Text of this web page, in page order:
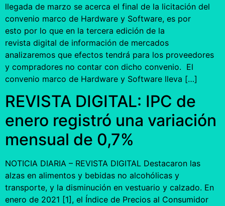
llegada de marzo se acerca el final de la licitación del
convenio marco de Hardware y Software, es por
esto por lo que en la tercera edición de la
revista digital de información de mercados
analizaremos que efectos tendrá para los proveedores
y compradores no contar con dicho convenio. El
convenio marco de Hardware y Software lleva […]
REVISTA DIGITAL: IPC de
enero registró una variación
mensual de 0,7%
NOTICIA DIARIA – REVISTA DIGITAL Destacaron las
alzas en alimentos y bebidas no alcohólicas y
transporte, y la disminución en vestuario y calzado. En
enero de 2021 [1], el Índice de Precios al Consumidor